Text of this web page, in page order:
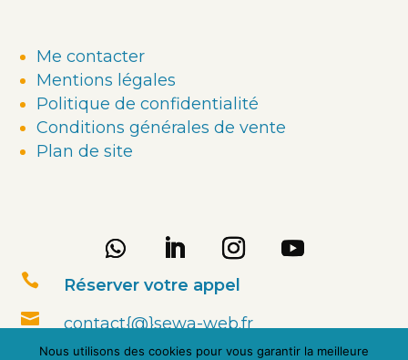
Me contacter
Mentions légales
Politique de confidentialité
Conditions générales de vente
Plan de site
 Réserver votre appel
 contact{@}sewa-web.fr
Nous utilisons des cookies pour vous garantir la meilleure